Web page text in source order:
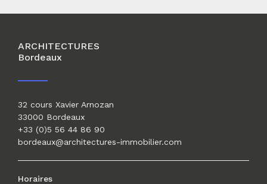
ARCHITECTURES
Bordeaux
32 cours Xavier Arnozan
33000 Bordeaux
+33 (0)5 56 44 86 90
bordeaux@architectures-immobilier.com
Horaires